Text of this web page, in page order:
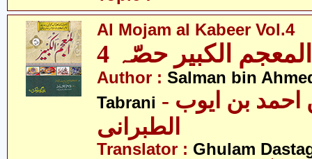
Al Mojam al Kabeer Vol.4
المعجم الکبیر حصّہ 4
Author : Salman bin
Tabrani - سلمان بن احمد بن ایوب
الطبرانی
Translator : Ghulam